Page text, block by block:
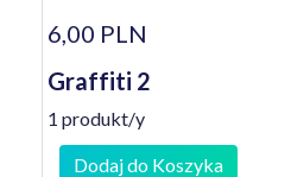
6,00 PLN
Graffiti 2
1 produkt/y
Dodaj do Koszyka